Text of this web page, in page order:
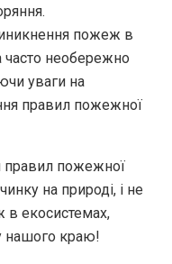
пожеж в
необережно
уваги на
правил пожежної
правил пожежної
на природі, і не
екосистемах,
нашого краю!